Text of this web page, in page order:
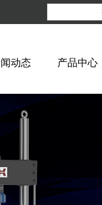
动态 产品中心